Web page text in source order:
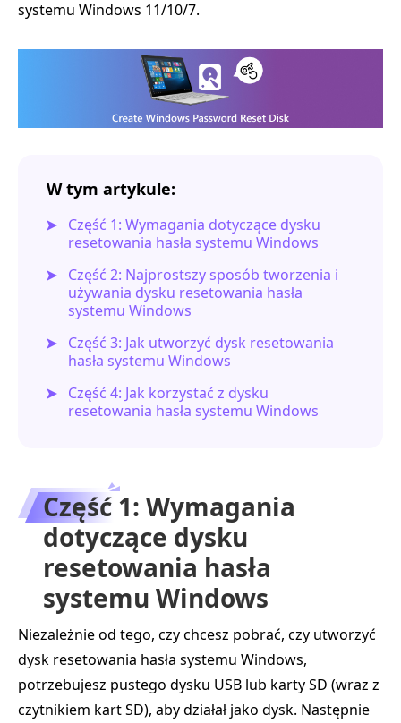
systemu Windows 11/10/7.
W tym artykule:
Część 1: Wymagania dotyczące dysku
resetowania hasła systemu Windows
Część 2: Najprostszy sposób tworzenia i
używania dysku resetowania hasła
systemu Windows
Część 3: Jak utworzyć dysk resetowania
hasła systemu Windows
Część 4: Jak korzystać z dysku
resetowania hasła systemu Windows
Część 1: Wymagania
dotyczące dysku
resetowania hasła
systemu Windows
Niezależnie od tego, czy chcesz pobrać, czy utworzyć
dysk resetowania hasła systemu Windows,
potrzebujesz pustego dysku USB lub karty SD (wraz z
czytnikiem kart SD), aby działał jako dysk. Następnie